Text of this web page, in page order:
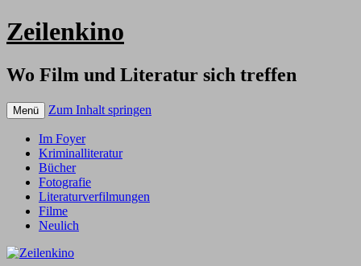
Zeilenkino
Wo Film und Literatur sich treffen
Menü Zum Inhalt springen
Im Foyer
Kriminalliteratur
Bücher
Fotografie
Literaturverfilmungen
Filme
Neulich